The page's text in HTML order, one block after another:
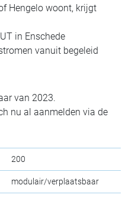
Hengelo woont, krijgt
in Enschede
vanuit begeleid
van 2023.
nu al aanmelden via de
200
modulair/verplaatsbaar